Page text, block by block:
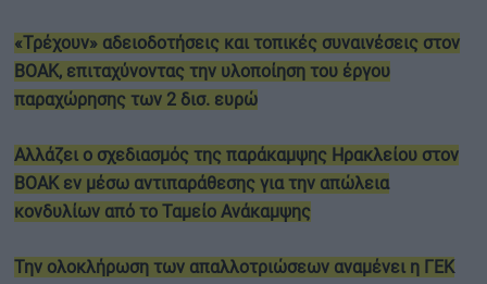
«Τρέχουν» αδειοδοτήσεις και τοπικές συναινέσεις στον
ΒΟΑΚ, επιταχύνοντας την υλοποίηση του έργου
παραχώρησης των 2 δισ. ευρώ
Αλλάζει ο σχεδιασμός της παράκαμψης Ηρακλείου στον
ΒΟΑΚ εν μέσω αντιπαράθεσης για την απώλεια
κονδυλίων από το Ταμείο Ανάκαμψης
Την ολοκλήρωση των απαλλοτριώσεων αναμένει η ΓΕΚ